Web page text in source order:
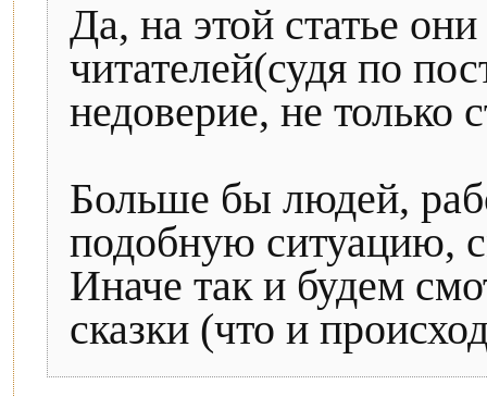
Да, на этой статье
читателей(судя по
недоверие, не только
Больше бы людей,
подобную ситуацию,
Иначе так и будем
сказки (что и